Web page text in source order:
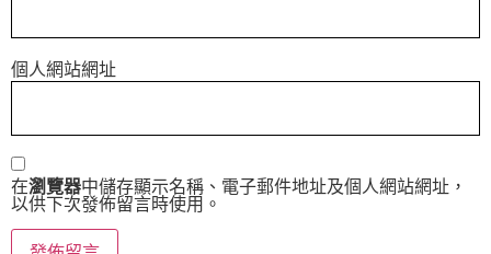
個人網站網址
在瀏覽器中儲存顯示名稱、電子郵件地址及個人網站網址，
以供下次發佈留言時使用。